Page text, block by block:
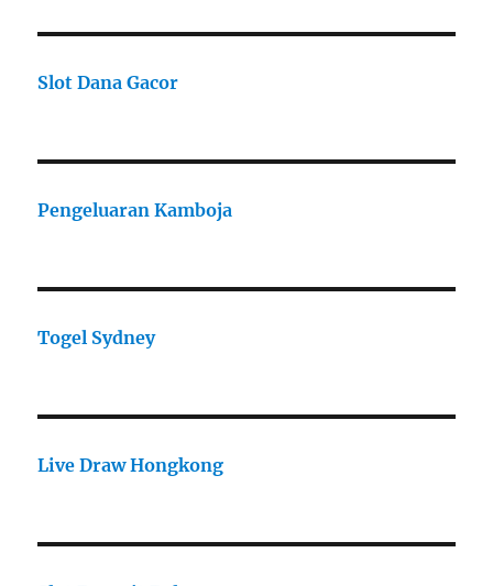
Slot Dana Gacor
Pengeluaran Kamboja
Togel Sydney
Live Draw Hongkong